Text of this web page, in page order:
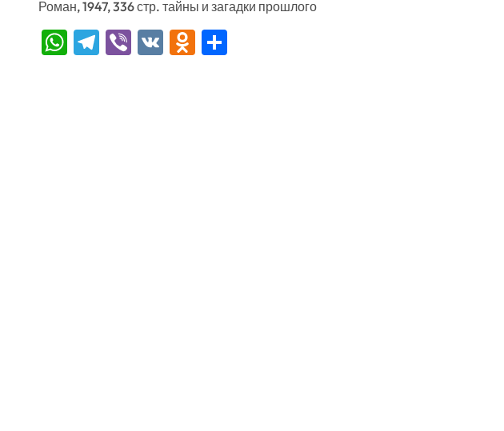
Роман, 1947, 336 стр. тайны и загадки прошлого
WhatsApp
Telegram
Viber
VK Odnoklassniki